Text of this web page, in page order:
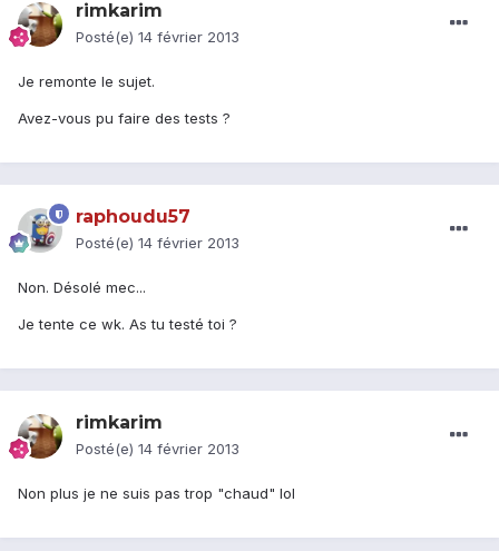
rimkarim
Posté(e) 14 février 2013
Je remonte le sujet.
Avez-vous pu faire des tests ?
raphoudu57
Posté(e) 14 février 2013
Non. Désolé mec...
Je tente ce wk. As tu testé toi ?
rimkarim
Posté(e) 14 février 2013
Non plus je ne suis pas trop "chaud" lol